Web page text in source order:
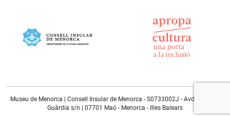
Museu de Menorca | Consell Insular de Menorca - S0733002J - Avda. Doctor
Guàrdia s/n | 07701 Maó - Menorca - Illes Balears